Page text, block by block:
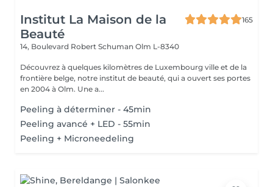
Institut La Maison de la
Beauté
165
14, Boulevard Robert Schuman Olm L-8340
Découvrez à quelques kilomètres de Luxembourg ville et de la
frontière belge, notre institut de beauté, qui a ouvert ses portes
en 2004 à Olm. Une a...
Peeling à déterminer - 45min
Peeling avancé + LED - 55min
Peeling + Microneedeling